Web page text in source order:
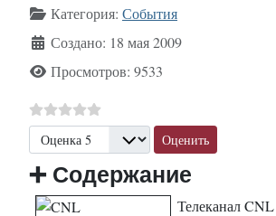
Информация о материале
Категория: События
Создано: 18 мая 2009
Просмотров: 9533
Пожалуйста, оцените
➕ Содержание
Телеканал